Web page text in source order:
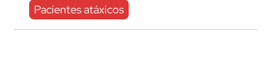
Pacientes atáxicos